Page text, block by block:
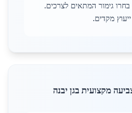
גימור המתאים לצרכים.
מקדים.
מקצועית בגן יבנה